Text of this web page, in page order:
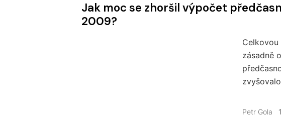
Jak moc se zhoršil výpočet předčasného důchodu od roku
2009?
Celkovou
zásadně
v
Petr Gola